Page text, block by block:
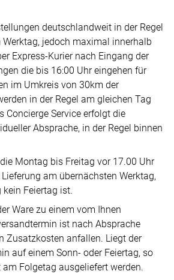
deutschlandweit in der Regel
jedoch maximal innerhalb
Express-Kurier nach Eingang der
die bis 16:00 Uhr eingehen für
im Umkreis von 30km der
in der Regel am gleichen Tag
Concierge Service erfolgt die
Absprache, in der Regel binnen
Montag bis Freitag vor 17.00 Uhr
am übernächsten Werktag,
kein Feiertag ist.
Ware zu einem vom Ihnen
ist nach Absprache
Zusatzkosten anfallen. Liegt der
auf einem Sonn- oder Feiertag, so
am Folgetag ausgeliefert werden.